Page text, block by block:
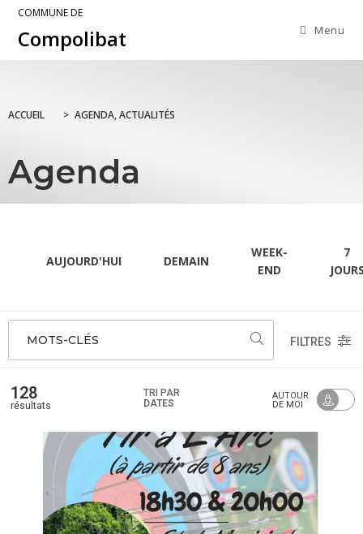
COMMUNE DE
Compolibat Menu
ACCUEIL > AGENDA, ACTUALITÉS
Agenda
AUJOURD'HUI DEMAIN
WEEK-
END
7
MOTS-CLÉS FILTRES
128
résultats
TRI PAR
DATES
AUTOUR
DE MOI